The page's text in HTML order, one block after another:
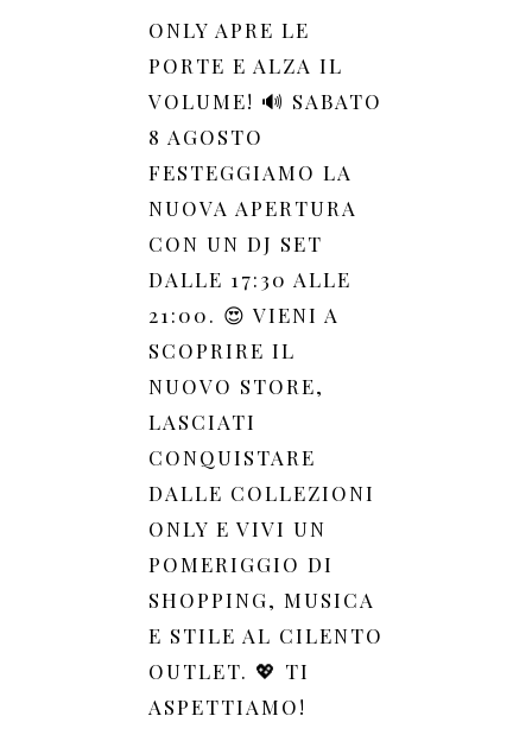
ONLY APRE LE
PORTE E ALZA IL
VOLUME! 🔊 SABATO
8 AGOSTO
FESTEGGIAMO LA
NUOVA APERTURA
CON UN DJ SET
DALLE 17:30 ALLE
21:00. 😍 VIENI A
SCOPRIRE IL
NUOVO STORE,
LASCIATI
CONQUISTARE
DALLE COLLEZIONI
ONLY E VIVI UN
POMERIGGIO DI
SHOPPING, MUSICA
E STILE AL CILENTO
OUTLET. 💖 TI
ASPETTIAMO!